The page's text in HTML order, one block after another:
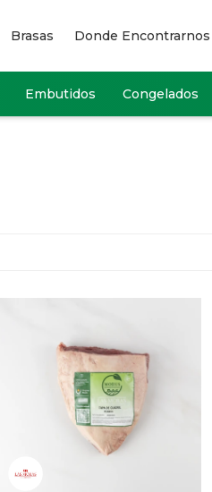
Embutidos Congelados
Brasas Donde Encontrarnos